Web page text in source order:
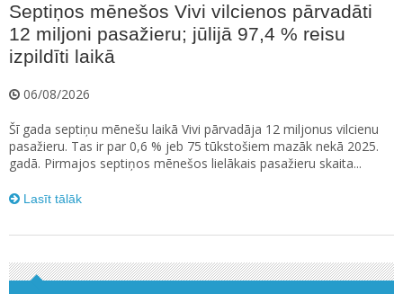
Septiņos mēnešos Vivi vilcienos pārvadāti
12 miljoni pasažieru; jūlijā 97,4 % reisu
izpildīti laikā
06/08/2026
Šī gada septiņu mēnešu laikā Vivi pārvadāja 12 miljonus vilcienu
pasažieru. Tas ir par 0,6 % jeb 75 tūkstošiem mazāk nekā 2025.
gadā. Pirmajos septiņos mēnešos lielākais pasažieru skaita...
Lasīt tālāk